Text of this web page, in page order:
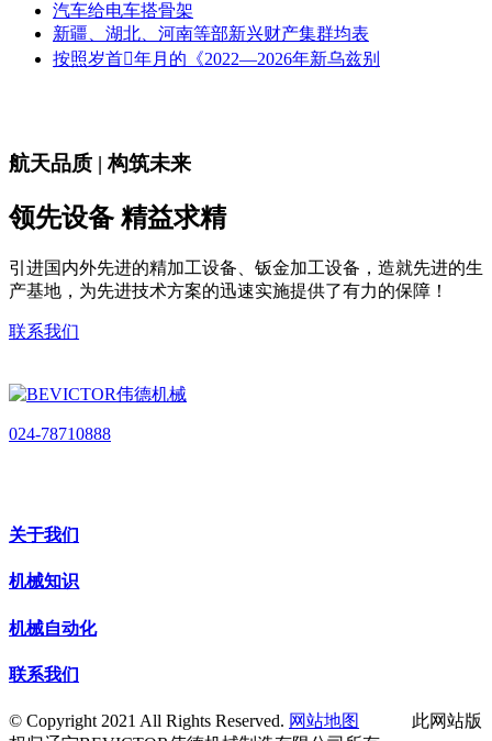
汽车给电车搭骨架
新疆、湖北、河南等部新兴财产集群均表
按照岁首年月的《2022—2026年新乌兹别
航天品质 | 构筑未来
领先设备 精益求精
引进国内外先进的精加工设备、钣金加工设备，造就先进的生
产基地，为先进技术方案的迅速实施提供了有力的保障！
联系我们
024-78710888
关于我们
机械知识
机械自动化
联系我们
© Copyright 2021 All Rights Reserved. 网站地图
此网站版